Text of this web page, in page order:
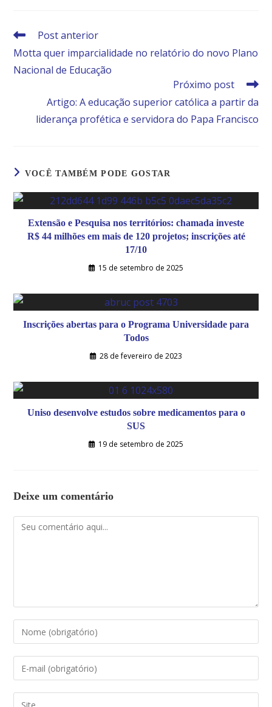
Post anterior
Motta quer imparcialidade no relatório do novo Plano
Nacional de Educação
Próximo post
Artigo: A educação superior católica a partir da
liderança profética e servidora do Papa Francisco
VOCÊ TAMBÉM PODE GOSTAR
Extensão e Pesquisa nos territórios: chamada investe
R$ 44 milhões em mais de 120 projetos; inscrições até
17/10
15 de setembro de 2025
Inscrições abertas para o Programa Universidade para
Todos
28 de fevereiro de 2023
Uniso desenvolve estudos sobre medicamentos para o
SUS
19 de setembro de 2025
Deixe um comentário